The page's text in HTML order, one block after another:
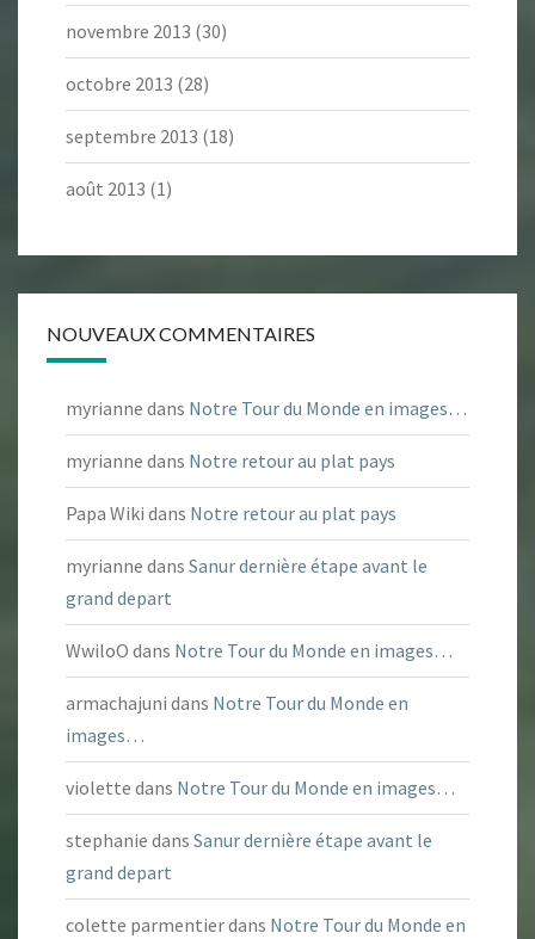
novembre 2013 (30)
octobre 2013 (28)
septembre 2013 (18)
août 2013 (1)
NOUVEAUX COMMENTAIRES
myrianne dans Notre Tour du Monde en images…
myrianne dans Notre retour au plat pays
Papa Wiki dans Notre retour au plat pays
myrianne dans Sanur dernière étape avant le
grand depart
WwiloO dans Notre Tour du Monde en images…
armachajuni dans Notre Tour du Monde en
images…
violette dans Notre Tour du Monde en images…
stephanie dans Sanur dernière étape avant le
grand depart
colette parmentierdans Notre Tour du Monde en